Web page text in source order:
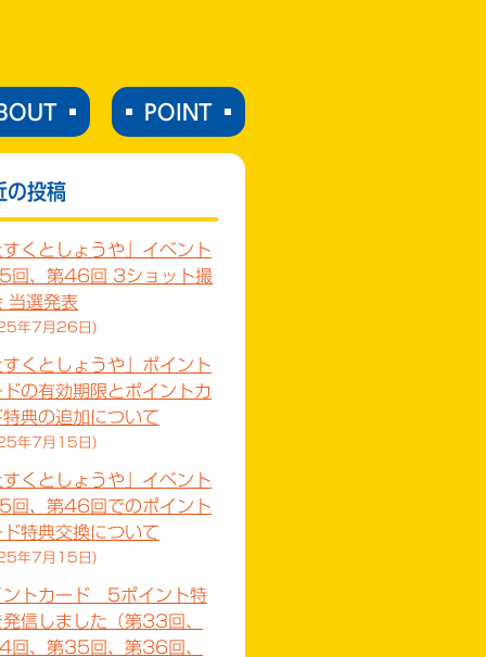
POINT
の投稿
すくとしょうや」イベント
回、第46回 3ショット撮
当選発表
年7月26日
すくとしょうや」ポイント
ドの有効期限とポイントカ
特典の追加について
年7月15日
すくとしょうや」イベント
回、第46回でのポイント
ド特典交換について
年7月15日
ントカード 5ポイント特
信しました（第33回、
回、第35回、第36回、